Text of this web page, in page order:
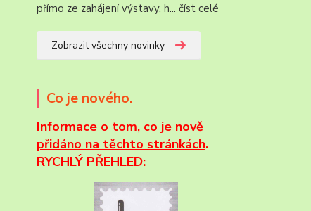
přímo ze zahájení výstavy. h... číst celé
Zobrazit všechny novinky
Co je nového.
Informace o tom, co je nově
přidáno na těchto stránkách.
RYCHLÝ PŘEHLED: